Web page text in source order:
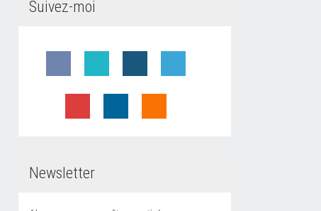
Suivez-moi
Newsletter